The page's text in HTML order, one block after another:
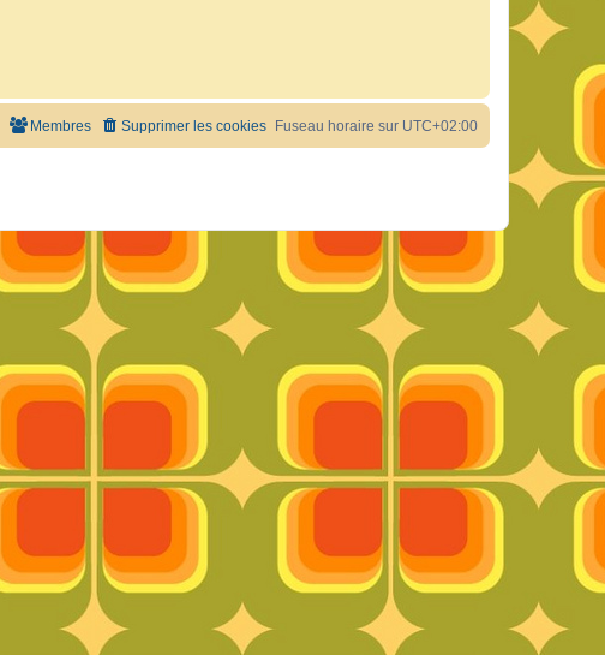
Fuseau horaire sur UTC+02:00
Supprimer les cookies
Membres